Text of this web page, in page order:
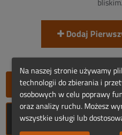
bliskim.
Dodaj
SZYBKIE
ROCZNICE
Na naszej stronie używamy
technologii do zbierania i
osobowych w celu poprawy
oraz analizy ruchu. Możesz
wszystkie usługi lub